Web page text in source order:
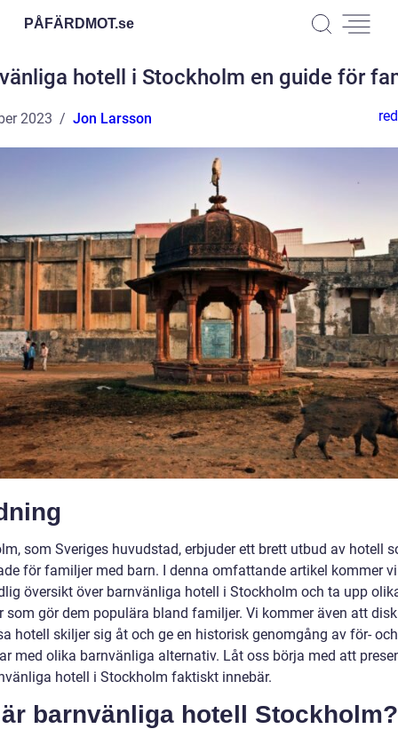
PÅFÄRDMOT.se
hotell i Stockholm en guide för
2023 Jon Larsson
som Sveriges huvudstad, erbjuder ett brett utbud av hotell
för familjer med barn. I denna omfattande artikel kommer
översikt över barnvänliga hotell i Stockholm och ta upp
som gör dem populära bland familjer. Vi kommer även att
hotell skiljer sig åt och ge en historisk genomgång av för- och
med olika barnvänliga alternativ. Låt oss börja med att
hotell i Stockholm faktiskt innebär.
barnvänliga hotell Stockholm?